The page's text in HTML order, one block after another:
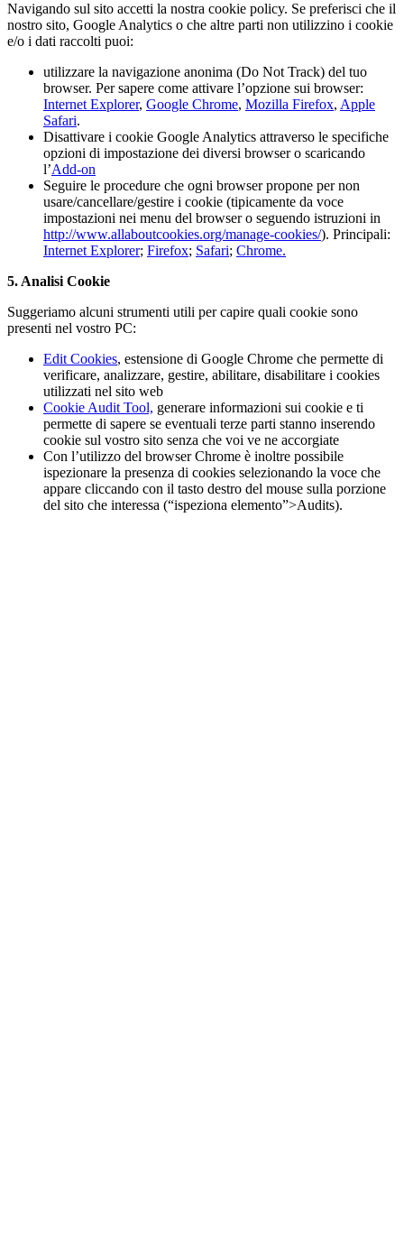
Navigando sul sito accetti la nostra cookie policy. Se preferisci che il
nostro sito, Google Analytics o che altre parti non utilizzino i cookie
e/o i dati raccolti puoi:
utilizzare la navigazione anonima (Do Not Track) del tuo
browser. Per sapere come attivare l’opzione sui browser:
Internet Explorer, Google Chrome, Mozilla Firefox, Apple
Safari.
Disattivare i cookie Google Analytics attraverso le specifiche
opzioni di impostazione dei diversi browser o scaricando
l’Add-on
Seguire le procedure che ogni browser propone per non
usare/cancellare/gestire i cookie (tipicamente da voce
impostazioni nei menu del browser o seguendo istruzioni in
http://www.allaboutcookies.org/manage-cookies/). Principali:
Internet Explorer; Firefox; Safari; Chrome.
5. Analisi Cookie
Suggeriamo alcuni strumenti utili per capire quali cookie sono
presenti nel vostro PC:
Edit Cookies, estensione di Google Chrome che permette di
verificare, analizzare, gestire, abilitare, disabilitare i cookies
utilizzati nel sito web
Cookie Audit Tool, generare informazioni sui cookie e ti
permette di sapere se eventuali terze parti stanno inserendo
cookie sul vostro sito senza che voi ve ne accorgiate
Con l’utilizzo del browser Chrome è inoltre possibile
ispezionare la presenza di cookies selezionando la voce che
appare cliccando con il tasto destro del mouse sulla porzione
del sito che interessa (“ispeziona elemento”>Audits).